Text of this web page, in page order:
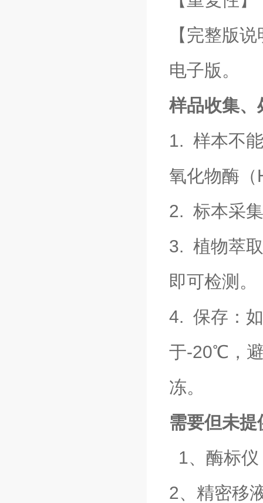
【完整版
电子版。
样品收集、
1. 样本不
氧化物酶
2. 标本采
3. 植物萃
即可检测。
4. 保存：
于-20℃，
冻。
需要但未
1、酶标仪
2、精密移